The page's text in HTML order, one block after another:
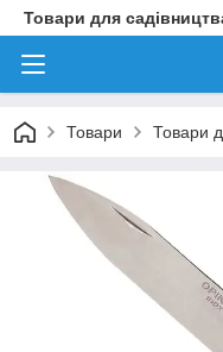
Товари для
Товари Товари